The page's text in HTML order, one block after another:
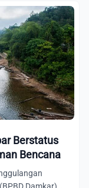
Berstatus
Bencana